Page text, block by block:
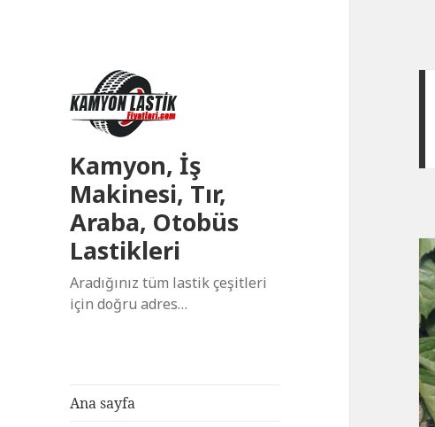
Kamyon, İş
Makinesi, Tır,
Araba, Otobüs
Lastikleri
Aradığınız tüm lastik çeşitleri
için doğru adres…
Ana sayfa